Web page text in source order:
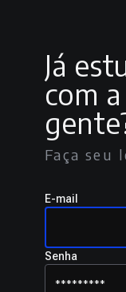
Já
com a
Faça seu
E-mail
Senha